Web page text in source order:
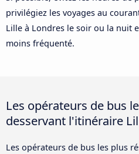
privilégiez les voyages au
Lille à Londres le soir ou la nuit
moins fréquenté.
Les opérateurs de bus
desservant l'itinéraire
Les opérateurs de bus les plus